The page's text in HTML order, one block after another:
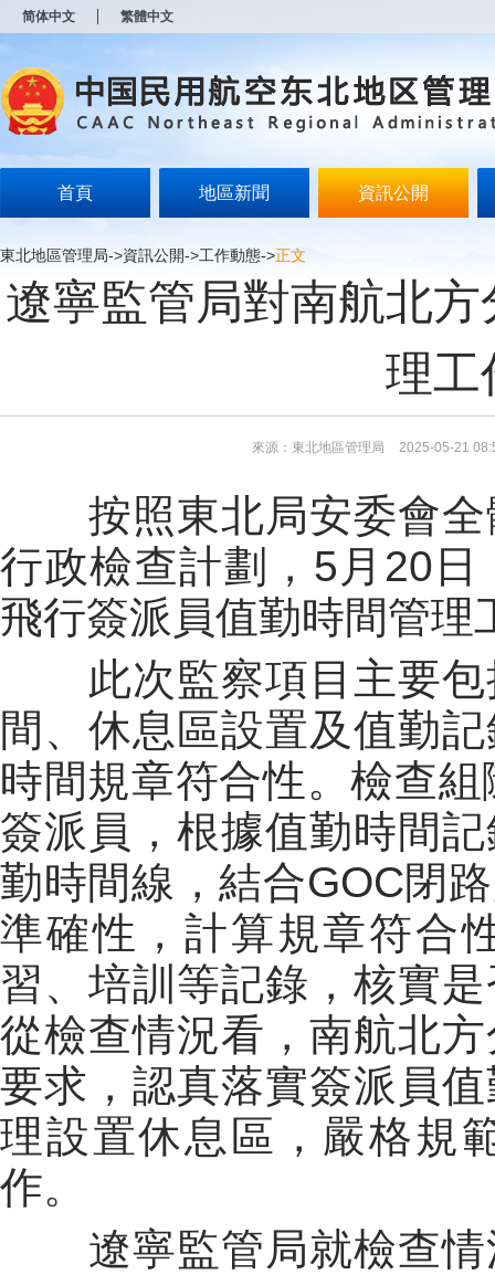
简体中文 繁體中文
首頁 地區新聞 資訊公開
東北地區管理局->資訊公開->工作動態->正文
遼寧監管局對南航北
理工
來源：東北地區管理局 2025-05-21
按照東北局安委會全
行政檢查計劃，5月20
飛行簽派員值勤時間管理
此次監察項目主要包
間、休息區設置及值勤
時間規章符合性。檢查
簽派員，根據值勤時間
勤時間線，結合GOC閉
準確性，計算規章符合
習、培訓等記錄，核實
從檢查情況看，南航北
要求，認真落實簽派員
理設置休息區，嚴格規
作。
遼寧監管局就檢查情
开
无
障
说
按
Alt
加
浪